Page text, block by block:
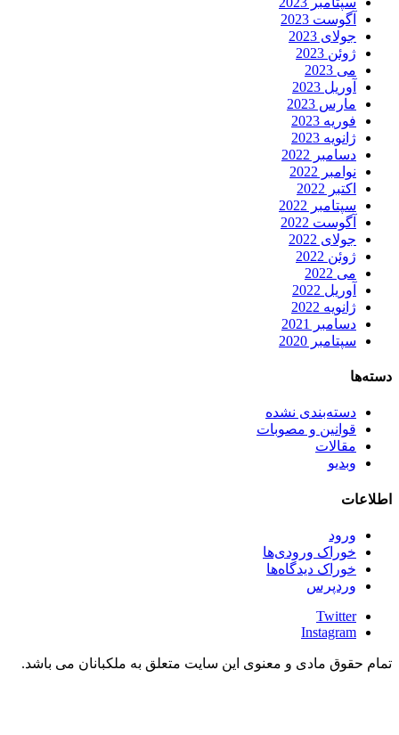
آگوست 2023
جولای 2023
ژوئن 2023
می 2023
آوریل 2023
مارس 2023
فوریه 2023
ژانویه 2023
دسامبر 2022
نوامبر 2022
اکتبر 2022
سپتامبر 2022
آگوست 2022
جولای 2022
ژوئن 2022
می 2022
آوریل 2022
ژانویه 2022
دسامبر 2021
سپتامبر 2020
دسته‌ها
دسته‌بندی نشده
قوانین و مصوبات
مقالات
وبدیو
اطلاعات
ورود
خوراک ورودی‌ها
خوراک دیدگاه‌ها
وردپرس
Twitter
Instagram
تمام حقوق مادی و معنوی این سایت متعلق به ملکبانان می باشد.